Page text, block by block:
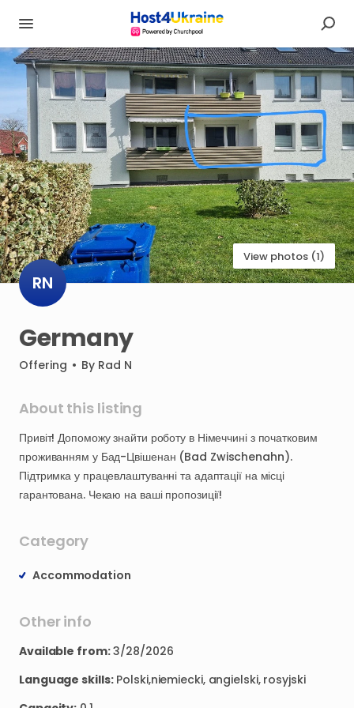
View photos (1)
RN
Germany
Offering • By Rad N
About this listing
Привіт! Допоможузнайти роботу в Німеччині з початковим
проживанням у Бад-Цвішенан (Bad Zwischenahn).
Підтримка у працевлаштуванні та адаптації на місці
гарантована. Чекаю на ваші пропозиції!
Category
Accommodation
Other info
Available from:3/28/2026
Language skills: Polski,niemiecki, angielski, rosyjski